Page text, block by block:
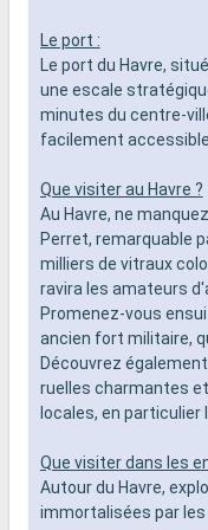
Le port :
Le port du Havre,
une escale
minutes du centre-
facilement
Que visiter au Havre ?
Au Havre, ne
Perret, remarquable
milliers de vitraux
ravira les amateurs
Promenez-vous
ancien fort militaire,
Découvrez
ruelles charmantes
locales, en
Que visiter dans les
Autour du Havre,
immortalisées par